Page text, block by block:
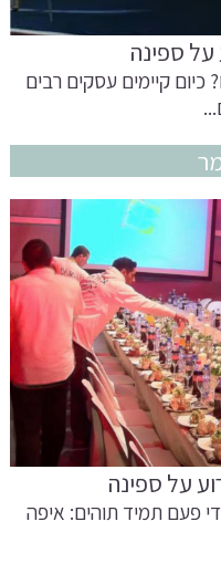
על ספינה
כיום קיימים עסקים רבים
על ספינה
פעם תמיד תוהים: איפה